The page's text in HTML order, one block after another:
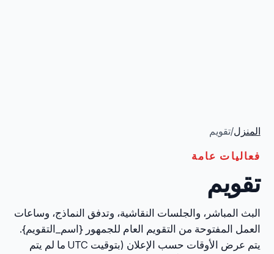
المنزل/تقويم
فعاليات عامة
تقويم
البث المباشر، والجلسات النقاشية، وتدفق النماذج، وساعات
العمل المفتوحة من التقويم العام للجمهور {اسم_التقويم}.
يتم عرض الأوقات حسب الإعلان (بتوقيت UTC ما لم يتم